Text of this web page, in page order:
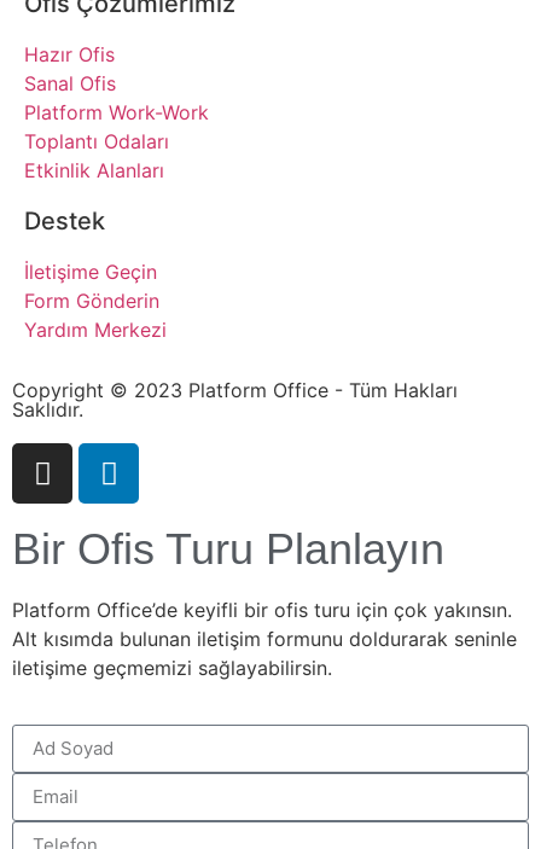
Hazır Ofis
Sanal Ofis
Platform Work-Work
Toplantı Odaları
Etkinlik Alanları
Destek
İletişime Geçin
Form Gönderin
Yardım Merkezi
Copyright © 2023 Platform Office - Tüm Hakları
Saklıdır.
Bir Ofis Turu Planlayın
Platform Office’de keyifli bir ofis turu için çok yakınsın.
Alt kısımda bulunan iletişim formunu doldurarak seninle
iletişime geçmemizi sağlayabilirsin.